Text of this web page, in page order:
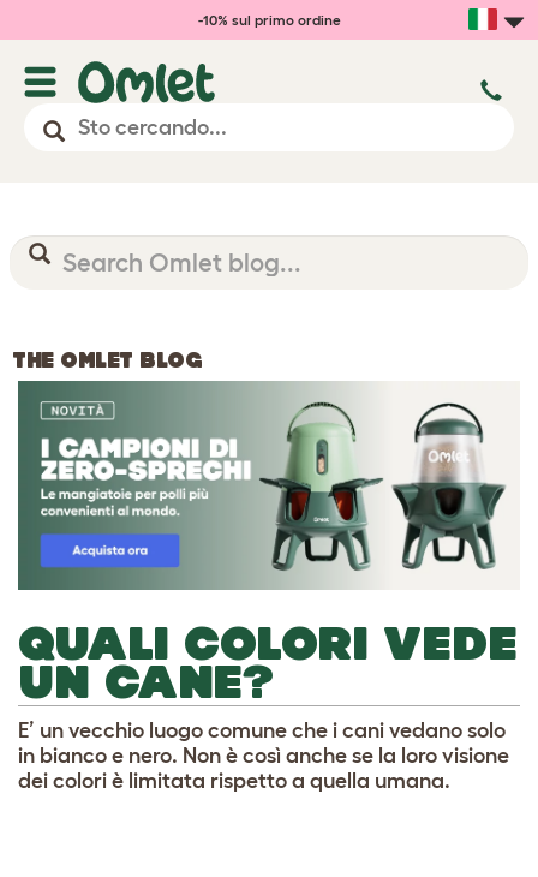
-10% sul primo ordine
THE OMLET BLOG
QUALI COLORI VEDE
UN CANE?
E’ un vecchio luogo comune che i cani vedano solo
in bianco e nero. Non è così anche se la loro visione
dei colori è limitata rispetto a quella umana.